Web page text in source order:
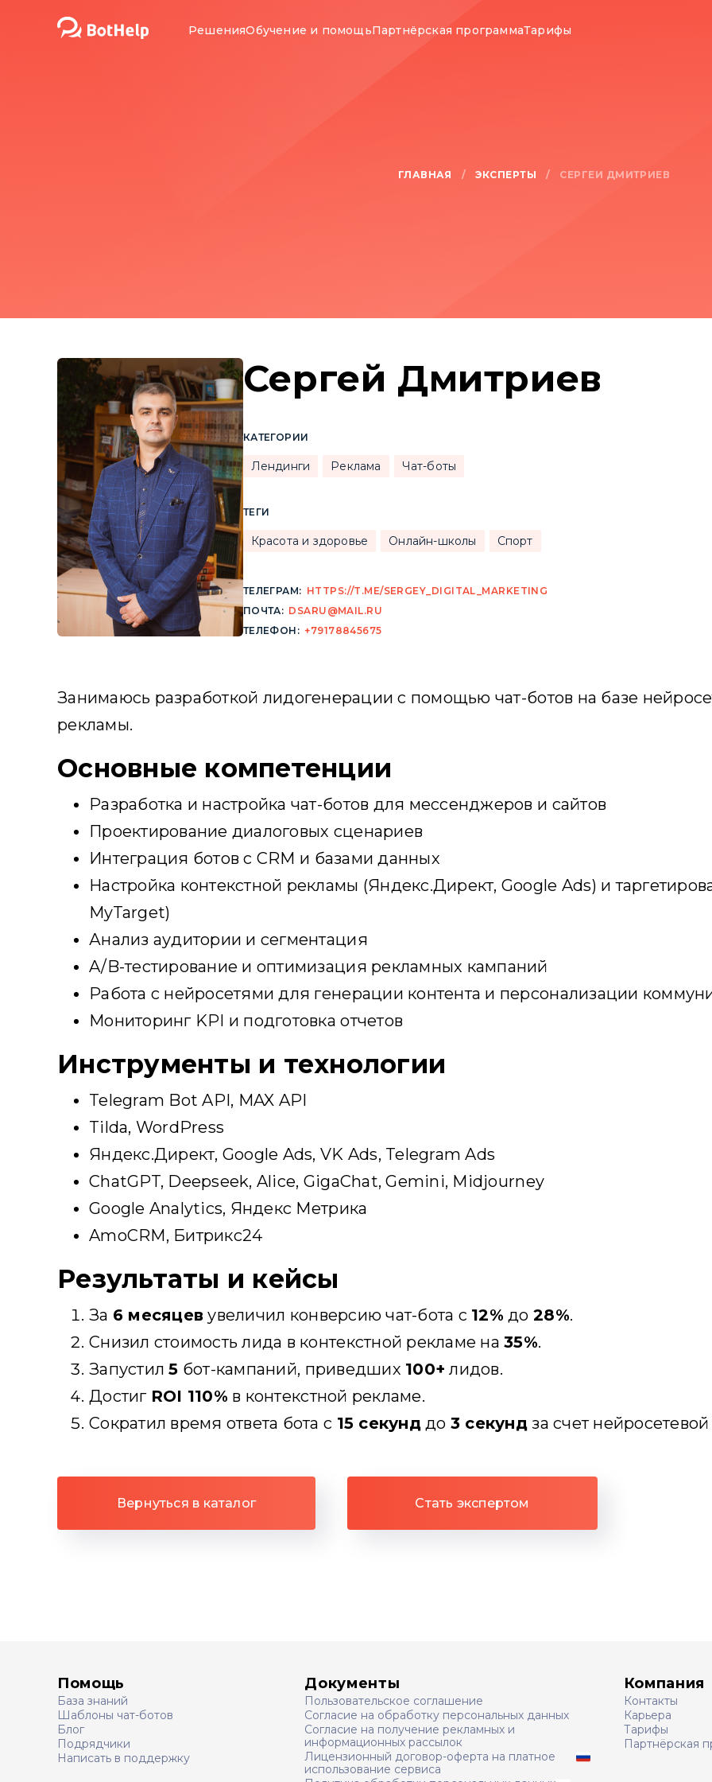
РешенияОбучение и помощьПартнёрская программаТарифы
ГЛАВНАЯ / ЭКСПЕРТЫ / СЕРГЕЙ ДМИТРИЕВ
Сергей Дмитриев
КАТЕГОРИИ
Лендинги Реклама Чат-боты
ТЕГИ
Красота и здоровье Онлайн-школы Спорт
ТЕЛЕГРАМ: HTTPS://T.ME/SERGEY_DIGITAL_MARKETING
ПОЧТА: DSARU@MAIL.RU
ТЕЛЕФОН: +79178845675
Занимаюсь разработкой лидогенерации с помощью чат-ботов на базе
рекламы.
Основные компетенции
Разработка и настройка чат-ботов для мессенджеров и сайтов
Проектирование диалоговых сценариев
Интеграция ботов с CRM и базами данных
Настройка контекстной рекламы (Яндекс.Директ, Google Ads) и
MyTarget)
Анализ аудитории и сегментация
A/B-тестирование и оптимизация рекламных кампаний
Работа с нейросетями для генерации контента и персонализации
Мониторинг KPI и подготовка отчетов
Инструменты и технологии
Telegram Bot API, MAX API
Tilda, WordPress
Яндекс.Директ, Google Ads, VK Ads, Telegram Ads
ChatGPT, Deepseek, Alice, GigaChat, Gemini, Midjourney
Google Analytics, Яндекс Метрика
AmoCRM, Битрикс24
Результаты и кейсы
За 6 месяцев увеличил конверсию чат-бота с 12% до28%.
Снизил стоимость лида в контекстной рекламе на35%.
Запустил5 бот-кампаний, приведших 100+ лидов.
Достиг ROI 110% в контекстной рекламе.
Сократил время ответа бота с 15 секунддо 3 секунд за счет
Вернуться в каталог Стать экспертом
Помощь
База знаний
Шаблоны чат-ботов
Блог
Подрядчики
Написать в поддержку
Документы
Пользовательское соглашение
Согласие на обработку персональных данных
Согласие на получение рекламных и
информационных рассылок
Лицензионный договор-оферта на платное
использование сервиса
Компания
Контакты
Карьера
Тарифы
Партнёрская